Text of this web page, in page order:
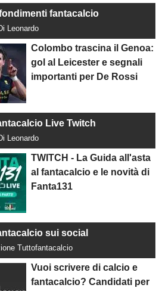
fantacalcio
Leonardo
Colombo trascina il Genoa:
gol al Leicester e segnali
importanti per De Rossi
Live Twitch
Leonardo
TWITCH - La Guida all'asta
al fantacalcio e le novità di
Fanta131
sui social
Tuttofantacalcio
Vuoi scrivere di calcio e
fantacalcio? Candidati per